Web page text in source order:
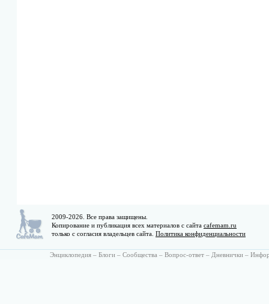
2009-2026. Все права защищены.
Копирование и публикация всех материалов с сайта cafemam.ru
только с согласия владельцев сайта. Политика конфиденциальности
Энциклопедия – Блоги – Сообщества – Вопрос-ответ – Дневнички –